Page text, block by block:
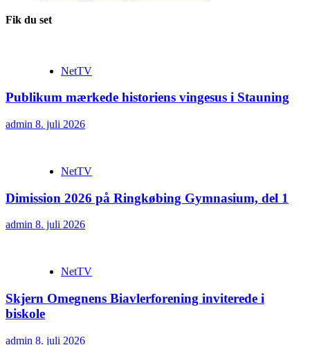
Fik du set
NetTV
Publikum mærkede historiens vingesus i Stauning
admin 8. juli 2026
NetTV
Dimission 2026 på Ringkøbing Gymnasium, del 1
admin 8. juli 2026
NetTV
Skjern Omegnens Biavlerforening inviterede i
biskole
admin 8. juli 2026